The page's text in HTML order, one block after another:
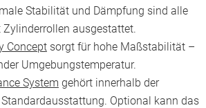
Stabilität und Dämpfung sind alle
ausgestattet.
Conceptsorgt für hohe Maßstabilität –
Umgebungstemperatur.
System gehört innerhalb der
Standardausstattung. Optional kann das